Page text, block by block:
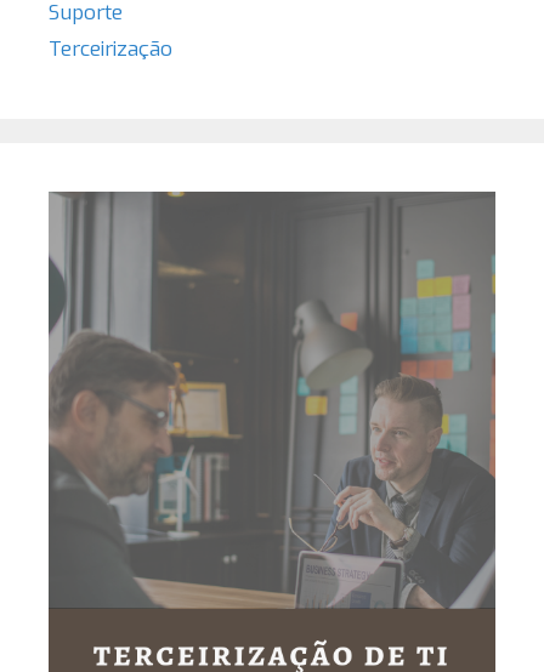
Suporte
Terceirização